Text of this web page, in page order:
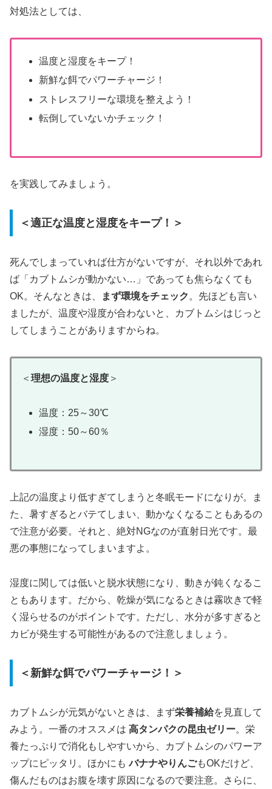
対処法としては、
温度と湿度をキープ！
新鮮な餌でパワーチャージ！
ストレスフリーな環境を整えよう！
転倒していないかチェック！
を実践してみましょう。
＜適正な温度と湿度をキープ！＞
死んでしまっていれば仕方がないですが、それ以外であれ
ば「カブトムシが動かない…」であっても焦らなくても
OK。そんなときは、
まず環境をチェック 。先ほども言い
ましたが、温度や湿度が合わないと、カブトムシはじっと
してしまうことがありますからね。
＜ 理想の温度と湿度 ＞
温度：25～30℃
湿度：50～60％
上記の温度より低すぎてしまうと冬眠モードになりが。ま
た、暑すぎるとバテてしまい、動かなくなることもあるの
で注意が必要。それと、絶対NGなのが直射日光です。最
悪の事態になってしまいますよ。
湿度に関しては低いと脱水状態になり、動きが鈍くなるこ
ともあります。だから、乾燥が気になるときは霧吹きで軽
く湿らせるのがポイントです。ただし、水分が多すぎると
カビが発生する可能性があるので注意しましょう。
＜新鮮な餌でパワーチャージ！＞
カブトムシが元気がないときは、まず栄養補給を見直して
みよう。一番のオススメは 高タンパクの昆虫ゼリー。栄
養たっぷりで消化もしやすいから、カブトムシのパワーア
ップにピッタリ。ほかにもバナナやりんごもOKだけど、
傷んだものはお腹を壊す原因になるので要注意。さらに、